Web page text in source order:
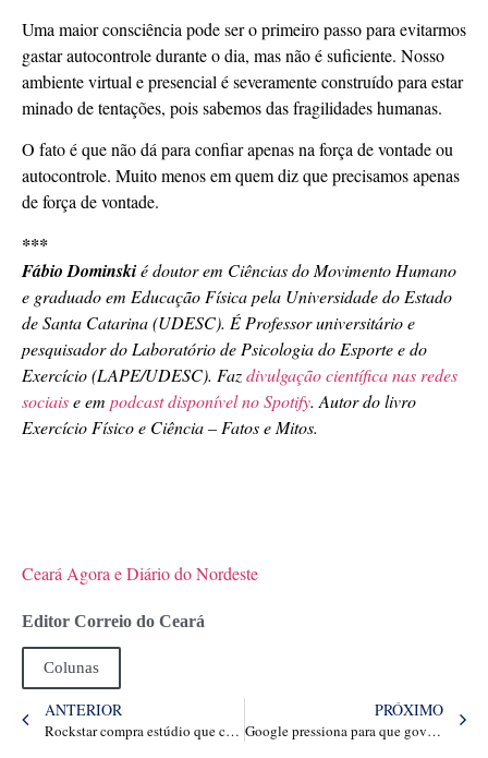
Uma maior consciência pode ser o primeiro passo para evitarmos
gastar autocontrole durante o dia, mas não é suficiente. Nosso
ambiente virtual e presencial é severamente construído para estar
minado de tentações, pois sabemos das fragilidades humanas.
O fato é que não dá para confiar apenas na força de vontade ou
autocontrole. Muito menos em quem diz que precisamos apenas
de força de vontade.
***
Fábio Dominskié doutor em Ciências do Movimento Humano
e graduado em Educação Física pela Universidade do Estado
de Santa Catarina (UDESC). É Professor universitário e
pesquisador do Laboratório de Psicologia do Esporte e do
Exercício (LAPE/UDESC). Fazdivulgação científica nas redes
sociaise em podcast disponível no Spotify. Autor do livro
Exercício Físico e Ciência – Fatos e Mitos.
Ceará Agora e Diário do Nordeste
Editor Correio do Ceará
Colunas
ANTERIOR
Rockstar compra estúdio que consertou GTA Trilogy antes do lançamento de GTA 6
PRÓXIMO
Google pressiona para que governo Trump não obrigue empresa a vender o Chrome; entenda